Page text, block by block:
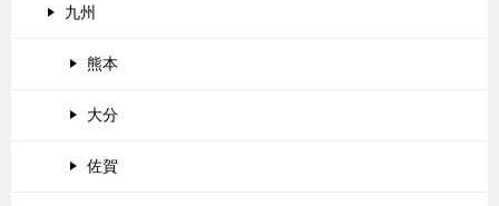
九州
熊本
大分
佐賀